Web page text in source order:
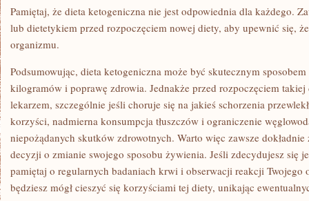
Pamiętaj, że ⁢dieta ketogeniczna nie jest odpowiednia dla każdego.
lub dietetykiem przed rozpoczęciem nowej diety, aby upewnić się,
organizmu.
Podsumowując, dieta ⁣ketogeniczna może być skutecznym
kilogramów i poprawę ⁤zdrowia.⁣ Jednakże przed rozpoczęciem
lekarzem, szczególnie jeśli choruje się ‌na jakieś schorzenia
korzyści, nadmierna konsumpcja tłuszczów⁢ i ograniczenie
niepożądanych skutków zdrowotnych. Warto więc zawsze
decyzji o zmianie ⁤swojego sposobu żywienia. Jeśli zdecydujesz się
pamiętaj o regularnych badaniach krwi i obserwacji reakcji Twojego
będziesz mógł cieszyć się korzyściami​ tej diety, unikając